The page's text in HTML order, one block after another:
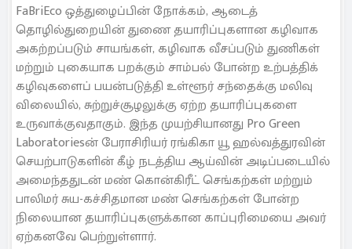
FaBriEco ஒத்துழைப்பின் நோக்கம், ஆடைத்
தொழில்துறையின் துணை தயாரிப்புகளான கழிவாக
அகற்றப்படும் சாயங்கள், கழிவாக வீசப்படும் துணிகள்
மற்றும் புகையாக பறக்கும் சாம்பல் போன்ற உற்பத்திக்
கழிவுகளைப் பயன்படுத்தி உள்ளூர் சந்தைக்கு மலிவு
விலையில், சுற்றுச்சூழலுக்கு ஏற்ற தயாரிப்புகளை
உருவாக்குவதாகும். இந்த முயற்சியானது Pro Green
Laboratoriesன் பேராசிரியர் ரங்கிகா யூ ஹல்வத்துரவின்
செயற்பாடுகளின் கீழ் நடத்திய ஆய்வின் அடிப்படையில்
அமைந்ததுடன் மண் கொன்கிரீட் செங்கற்கள் மற்றும்
பாலிமர் சுய-கச்சிதமான மண் செங்கற்கள் போன்ற
நிலையான தயாரிப்புகளுக்கான காப்புரிமையை அவர்
ஏற்கனவே பெற்றுள்ளார்.